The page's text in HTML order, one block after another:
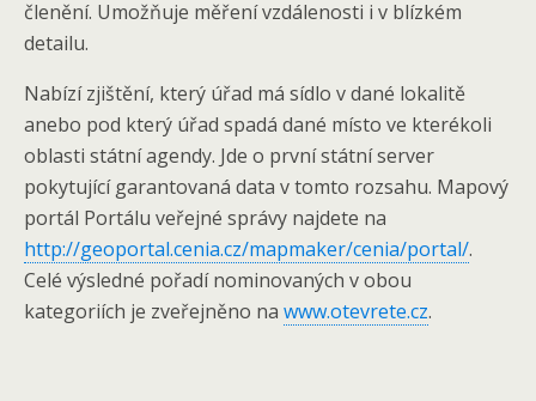
členění. Umožňuje měření vzdálenosti i v blízkém
detailu.
Nabízí zjištění, který úřad má sídlo v dané lokalitě
anebo pod který úřad spadá dané místo ve kterékoli
oblasti státní agendy. Jde o první státní server
pokytující garantovaná data v tomto rozsahu. Mapový
portál Portálu veřejné správy najdete na
http://geoportal.cenia.cz/mapmaker/cenia/portal/.
Celé výsledné pořadí nominovaných v obou
kategoriích je zveřejněno na www.otevrete.cz.